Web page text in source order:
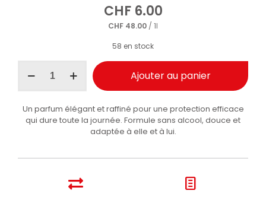
CHF6.00
CHF 48.00 / 1l
58 en stock
unisexe
Tatto
Ajouter au panier
Un parfum élégant et raffiné pour une protection efficace
qui dure toute la journée. Formule sans alcool, douce et
adaptée à elle et à lui.